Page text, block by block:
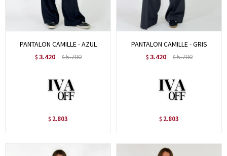
PANTALON CAMILLE - AZUL
$ 3.420 $5.700
$ 2.803
PANTALON CAMILLE - GRIS
$ 3.420 $5.700
$ 2.803